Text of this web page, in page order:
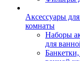
Аксессуары
комнаты
Наборы
для